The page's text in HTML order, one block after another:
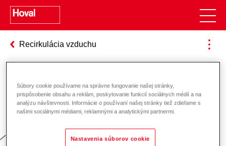
Recirkulácia vzduchu
Zodpovednosť za energiu a životné
prostredie
Súbory cookie používame na správne fungovanie našej stránky,
prispôsobenie obsahu a reklám, poskytovanie funkcií sociálnych médií a na
analýzu návštevnosti. Informácie o používaní našej stránky tiež zdieľame s
našimi sociálnymi médiami, reklamnými a analytickými partnermi.
Nastavenia súborov cookie